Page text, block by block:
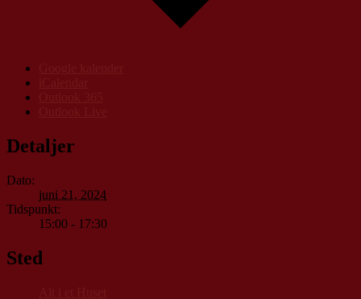
Detaljer
Dato:
juni 21, 2024
Tidspunkt:
15:00 - 17:30
Sted